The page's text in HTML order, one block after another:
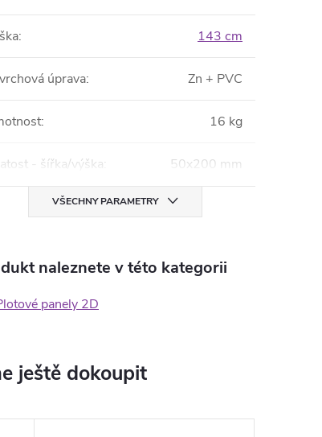
: 143 cm
úprava: Zn + PVC
: 16 kg
- šířka/výška: 50x200 mm
VŠECHNY PARAMETRY
naleznete v této kategorii
panely 2D
ještě dokoupit